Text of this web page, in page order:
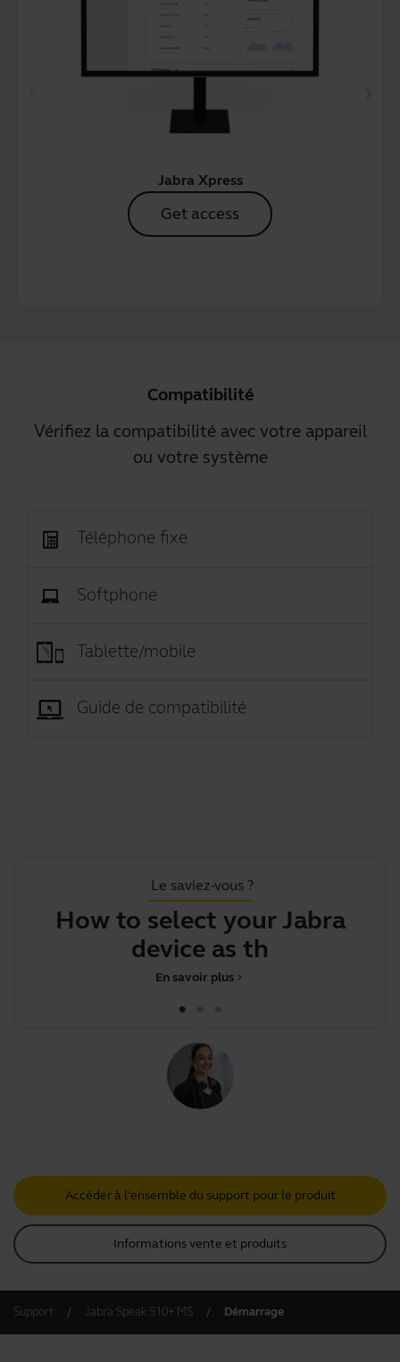
Jabra Xpress
Get access
Compatibilité
Vérifiez la compatibilité avec votre appareil
ou votre système
Téléphone fixe
Softphone
Tablette/mobile
Guide de compatibilité
Le saviez-vous ?
How to select your Jabra
device as the defa
chevron_right
En savoir plus
Accéder à l'ensemble du support pour le produit
Informations vente et produits
Support Jabra Speak 510+ MS Démarrage